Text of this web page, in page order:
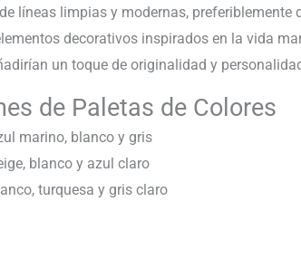
líneas limpias y modernas, preferiblemente
decorativos inspirados en la vida
un toque de originalidad y
de Paletas de Colores
marino, blanco y gris
blanco y azul claro
turquesa y gris claro